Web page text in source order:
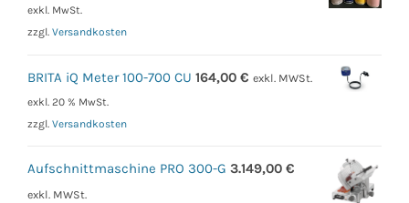
exkl. MwSt.
zzgl. Versandkosten
BRITA iQ Meter 100-700 CU 164,00 € exkl. MWSt.
exkl. 20 % MwSt.
zzgl. Versandkosten
Aufschnittmaschine PRO 300-G 3.149,00 €
exkl. MWSt.